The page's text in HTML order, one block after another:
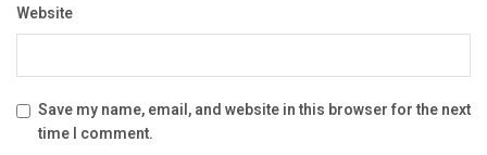
Website
Save my name, email, and website in this browser for the next
time I comment.